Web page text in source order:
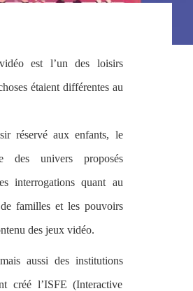
est l’un des loisirs
étaient différentes au
réservé aux enfants, le
des univers proposés
interrogations quant au
familles et les pouvoirs
des jeux vidéo.
aussi des institutions
créé l’ISFE (Interactive